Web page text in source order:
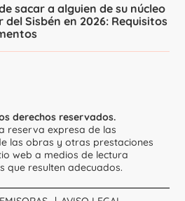
sacar a alguien de su núcleo
Sisbén en 2026: Requisitos
derechos reservados.
reserva expresa de las
las obras y otras prestaciones
web a medios de lectura
que resulten adecuados.